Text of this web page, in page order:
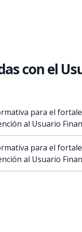
con el
para el
al Usuario
para el
al Usuario